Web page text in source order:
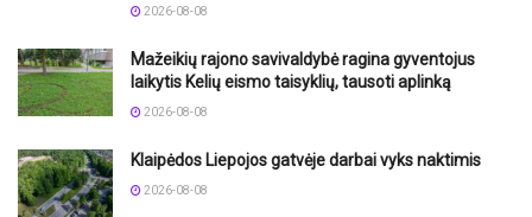
2026-08-08
Mažeikių rajono savivaldybė ragina gyventojus
laikytis Kelių eismo taisyklių, tausoti aplinką
2026-08-08
Klaipėdos Liepojos gatvėje darbai vyks naktimis
2026-08-08